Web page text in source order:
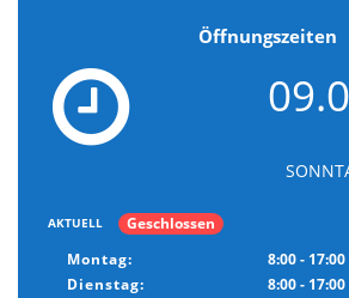
Öffnungszeiten
AKTUELL
Geschlossen
Montag:
8:00 - 17:00
Dienstag:
8:00 - 17:00